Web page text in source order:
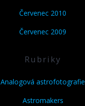
Červenec 2010
Červenec 2009
Rubriky
Analogová astrofotografie
Astromakers